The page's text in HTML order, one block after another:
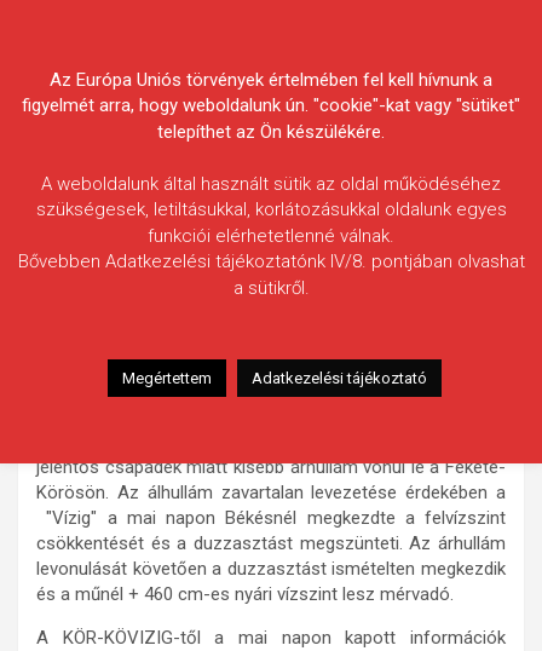
Egyesületek Szövetsége
HÍREK
Kisebb árhullám a Fekete-
2010.09.02. morneo.it
jelentős csapadék miatt kisebb árhullám vonul le a Fekete-
Körösön. Az álhullám zavartalan levezetése érdekében a
"Vízig" a mai napon Békésnél megkezdte a felvízszint
csökkentését és a duzzasztást megszünteti. Az árhullám
levonulását követően a duzzasztást ismételten megkezdik
és a műnél + 460 cm-es nyári vízszint lesz mérvadó.
A KÖR-KÖVIZIG-től a mai napon kapott információk
Az Európa Uniós törvények értelmében fel kell hívnunk a
figyelmét arra, hogy weboldalunk ún. "cookie"-kat vagy "sütiket"
telepíthet az Ön készülékére.
A weboldalunk által használt sütik az oldal működéséhez
szükségesek, letiltásukkal, korlátozásukkal oldalunk egyes
funkciói elérhetetlenné válnak.
Bővebben Adatkezelési tájékoztatónk IV/8. pontjában olvashat
a sütikről.
Megértettem Adatkezelési tájékoztató